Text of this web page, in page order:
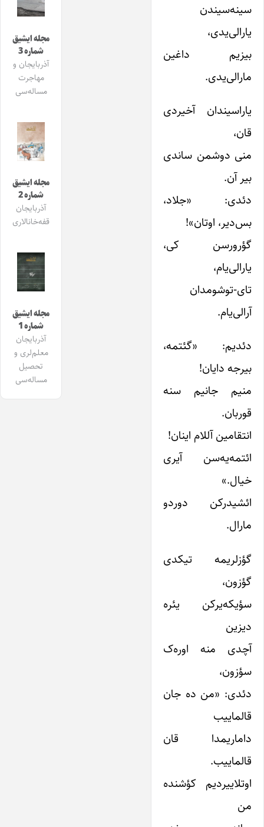
سینه‌سیندن
یارالی‌یدی،
بیزیم داغین
مارالی‌یدی.
یاراسیندان آخیردی
قان،
منی دوشمن ساندی
بیر آن.
دئدی: «جلاد،
بس‌دیر، اوتان»!
گؤرورسن کی،
یارا‌لی‌یام،
تای-توشومدان
آرا‌لی‌یام.
دئدیم: «گئتمه،
بیرجه دایان!
منیم جانیم سنه
قوربان.
انتقامین آللام اینان!
ائتمه‌یه‌سن آیری
خیال.»
ائشیدرکن دوردو
مارال.
گؤزلریمه تیکدی
گؤزون،
سؤیکه‌یرکن یئره
دیزین
آچدی منه اوره‌ک
سؤزون،
دئدی: «من ده جان
قالماییب
داماریمدا قان
قالماییب.
اوتلاییردیم کؤشنده
من
مجله ایشیق
شماره 3
آذربایجان و
مهاجرت
مساله‌سی
مجله ایشیق
شماره 2
آذربایجان
قفه‌خانالاری
مجله ایشیق
شماره 1
آذربایجان
معلم‌لری و
تحصیل
مساله‌سی